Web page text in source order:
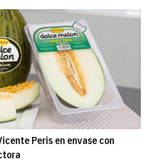
Peris en envase con